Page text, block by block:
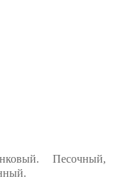
Песочный,